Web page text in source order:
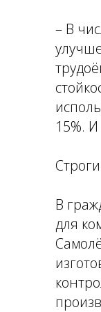
– В
15%.
В
для